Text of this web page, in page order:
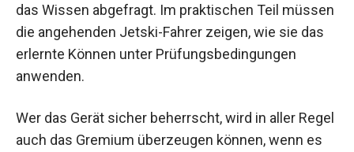
das Wissen abgefragt. Im praktischen Teil müssen
die angehenden Jetski-Fahrer zeigen, wie sie das
erlernte Können unter Prüfungsbedingungen
anwenden.
Wer das Gerät sicher beherrscht, wird in aller Regel
auch das Gremium überzeugen können, wenn es